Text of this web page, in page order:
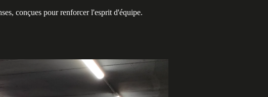
conçues pour renforcer l'esprit d'équipe.